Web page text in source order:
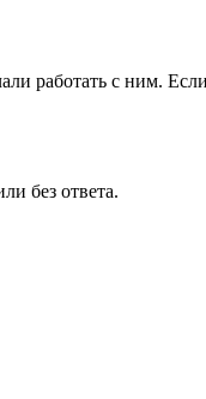
работать с ним.
без ответа.